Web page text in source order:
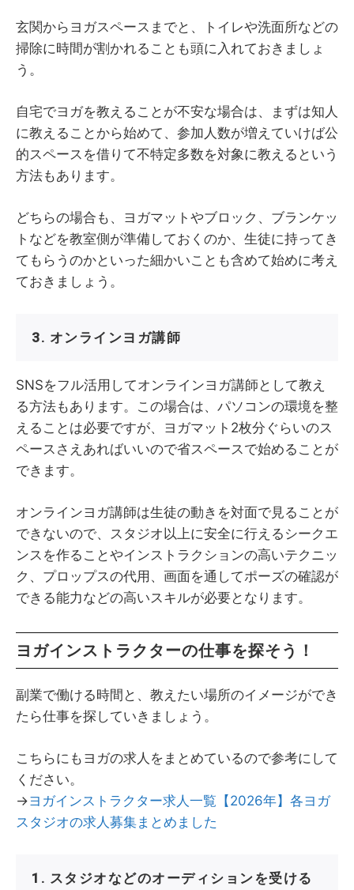
玄関からヨガスペースまでと、トイレや洗面所などの
掃除に時間が割かれることも頭に入れておきましょ
う。
自宅でヨガを教えることが不安な場合は、まずは知人
に教えることから始めて、参加人数が増えていけば公
的スペースを借りて不特定多数を対象に教えるという
方法もあります。
どちらの場合も、ヨガマットやブロック、ブランケッ
トなどを教室側が準備しておくのか、生徒に持ってき
てもらうのかといった細かいことも含めて始めに考え
ておきましょう。
3. オンラインヨガ講師
SNSをフル活用してオンラインヨガ講師として教え
る方法もあります。この場合は、パソコンの環境を整
えることは必要ですが、ヨガマット2枚分ぐらいのス
ペースさえあればいいので省スペースで始めることが
できます。
オンラインヨガ講師は生徒の動きを対面で見ることが
できないので、スタジオ以上に安全に行えるシークエ
ンスを作ることやインストラクションの高いテクニッ
ク、プロップスの代用、画面を通してポーズの確認が
できる能力などの高いスキルが必要となります。
ヨガインストラクターの仕事を探そう！
副業で働ける時間と、教えたい場所のイメージができ
たら仕事を探していきましょう。
こちらにもヨガの求人をまとめているので参考にして
ください。
→ヨガインストラクター求人一覧【2026年】各ヨガ
スタジオの求人募集まとめました
1. スタジオなどのオーディションを受ける